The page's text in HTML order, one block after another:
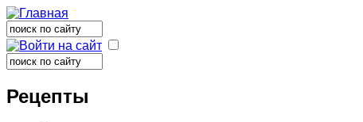
Форма поиска
Поиск
Поиск
Рецепты